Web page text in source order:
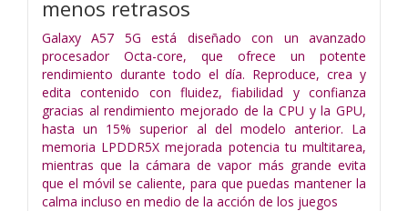
menos retrasos
Galaxy A57 5G está diseñado con un avanzado
procesador Octa-core, que ofrece un potente
rendimiento durante todo el día. Reproduce, crea y
edita contenido con fluidez, fiabilidad y confianza
gracias al rendimiento mejorado de la CPU y la GPU,
hasta un 15% superior al del modelo anterior. La
memoria LPDDR5X mejorada potencia tu multitarea,
mientras que la cámara de vapor más grande evita
que el móvil se caliente, para que puedas mantener la
calma incluso en medio de la acción de los juegos